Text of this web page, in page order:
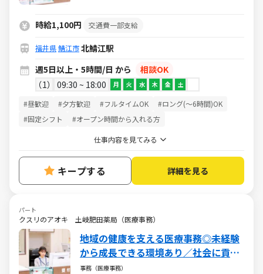
時給1,100円 交通費一部支給
福井県鯖江市北鯖江駅
週5日以上・5時間/日 から
相談OK
1
09:30 ~ 18:00 月 火 水 木 金 土
#昼歓迎 #夕方歓迎 #フルタイムOK
#ロング(～6時間)OK
#固定シフト
#オープン時間から入れる方
仕事内容を見てみる
キープする 詳細を見る
パート
クスリのアオキ 土岐肥田薬局（医療事務）
地域の健康を支える医療事務◎未経験
から成長できる環境あり／社会に貢献
できるやりがいある仕事／週5日・1日
事務（医療事務）